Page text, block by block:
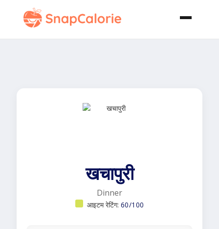
खचापुरी
Dinner
आइटम रेटिंग: 60/100